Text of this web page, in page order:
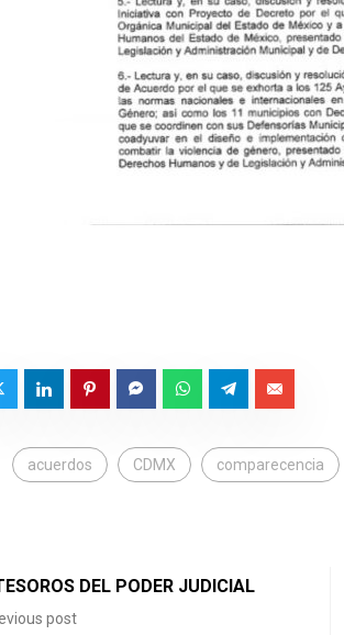
acuerdos CDMX comparecencia
DEL PODER JUDICIAL
post